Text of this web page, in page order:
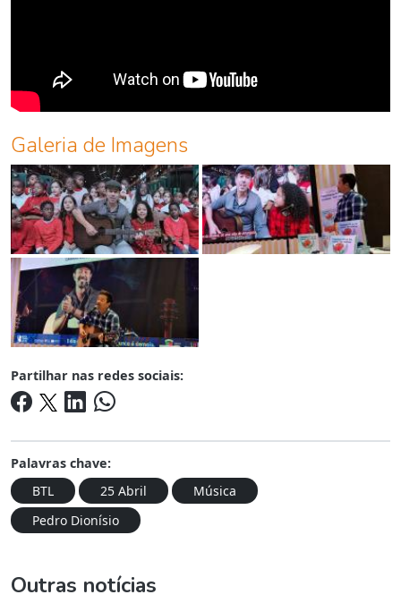
Galeria de Imagens
Partilhar nas redes sociais:
Palavras chave:
BTL
25 Abril
Música
Pedro Dionísio
Outras notícias